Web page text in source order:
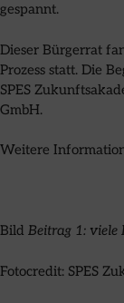
gespannt.
Dieser Bürgerrat
Prozess statt. Die
SPES
GmbH.
Weitere
Bild Beitrag 1: viele
Fotocredit: SPES